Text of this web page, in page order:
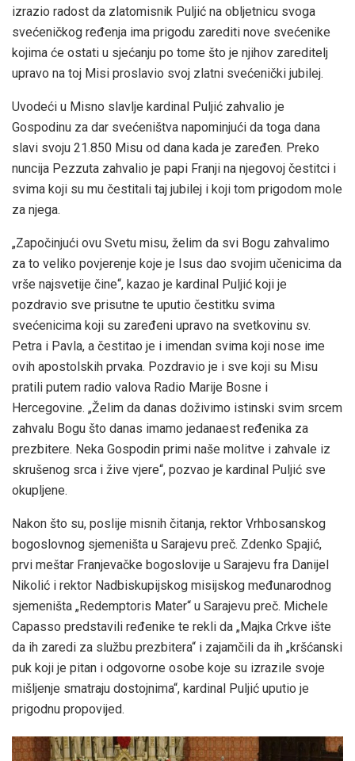
izrazio radost da zlatomisnik Puljić na obljetnicu svoga
svećeničkog ređenja ima prigodu zarediti nove svećenike
kojima će ostati u sjećanju po tome što je njihov zareditelj
upravo na toj Misi proslavio svoj zlatni svećenički jubilej.
Uvodeći u Misno slavlje kardinal Puljić zahvalio je
Gospodinu za dar svećeništva napominjući da toga dana
slavi svoju 21.850 Misu od dana kada je zaređen. Preko
nuncija Pezzuta zahvalio je papi Franji na njegovoj čestitci i
svima koji su mu čestitali taj jubilej i koji tom prigodom mole
za njega.
„Započinjući ovu Svetu misu, želim da svi Bogu zahvalimo
za to veliko povjerenje koje je Isus dao svojim učenicima da
vrše najsvetije čine“, kazao je kardinal Puljić koji je
pozdravio sve prisutne te uputio čestitku svima
svećenicima koji su zaređeni upravo na svetkovinu sv.
Petra i Pavla, a čestitao je i imendan svima koji nose ime
ovih apostolskih prvaka. Pozdravio je i sve koji su Misu
pratili putem radio valova Radio Marije Bosne i
Hercegovine. „Želim da danas doživimo istinski svim srcem
zahvalu Bogu što danas imamo jedanaest ređenika za
prezbitere. Neka Gospodin primi naše molitve i zahvale iz
skrušenog srca i žive vjere“, pozvao je kardinal Puljić sve
okupljene.
Nakon što su, poslije misnih čitanja, rektor Vrhbosanskog
bogoslovnog sjemeništa u Sarajevu preč. Zdenko Spajić,
prvi meštar Franjevačke bogoslovije u Sarajevu fra Danijel
Nikolić i rektor Nadbiskupijskog misijskog međunarodnog
sjemeništa „Redemptoris Mater“ u Sarajevu preč. Michele
Capasso predstavili ređenike te rekli da „Majka Crkve ište
da ih zaredi za službu prezbitera“ i zajamčili da ih „kršćanski
puk koji je pitan i odgovorne osobe koje su izrazile svoje
mišljenje smatraju dostojnima“, kardinal Puljić uputio je
prigodnu propovijed.